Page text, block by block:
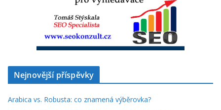
Nejnovější příspěvky
Arabica vs. Robusta: co znamená výběrovka?